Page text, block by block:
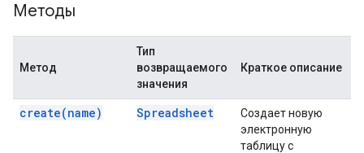
Методы
Метод
Тип
возвращаемого
значения
Краткое описание
create(name) Spreadsheet
Создает новую
электронную
таблицу с